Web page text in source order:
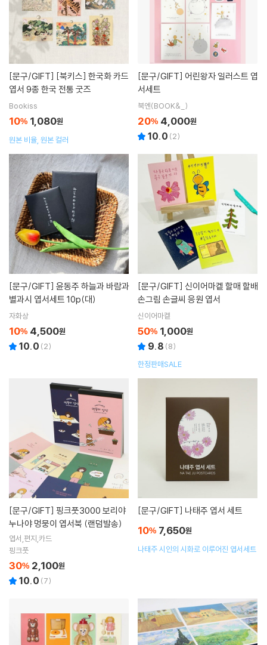
[문구/GIFT]
엽서 9종 한국 전통 굿즈
Bookiss
10% 1,080원
원본 비율, 원본 컬러
[문구/GIFT]
서세트
북엔(BOOK&_)
20% 4,000원
10.0 (2)
[문구/GIFT]
별과시 엽서세트 10p(대)
자화상
10% 4,500원
10.0 (2)
[문구/GIFT]
손그림 손글씨 응원 엽서
신이어마켙
50% 1,000원
9.8 (8)
한정판매SALE
[문구/GIFT]
누나야 멍뭉이 엽서북 (랜덤발송)
엽서,편지,카드
핑크풋
30% 2,100원
10.0 (7)
[문구/GIFT] 나태주 엽서 세트
10% 7,650원
나태주 시인의 시화로 이루어진 엽서세트